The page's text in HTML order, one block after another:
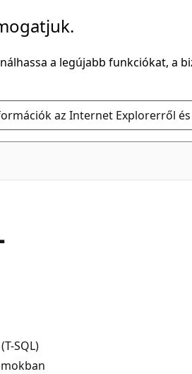
a legújabb funkciókat, a
az Internet Explorerről
SQL)